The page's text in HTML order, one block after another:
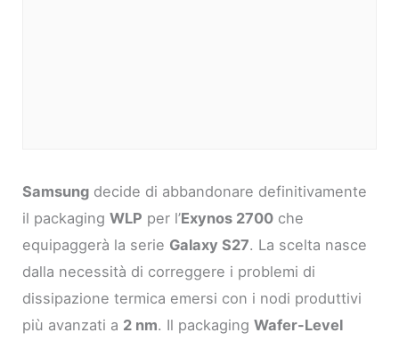
Samsung decide di abbandonare definitivamente
il packagingWLP per l’Exynos 2700 che
equipaggerà la serie Galaxy S27. La scelta nasce
dalla necessità di correggere i problemi di
dissipazione termica emersi con i nodi produttivi
più avanzati a 2 nm. Il packagingWafer-Level